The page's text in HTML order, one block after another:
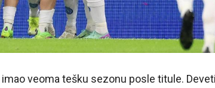
veoma tešku sezonu posle titule.